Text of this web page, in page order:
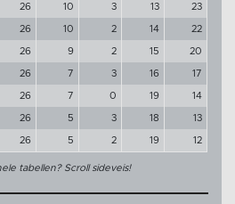
26 10 3 13 23
26 10 2 14 22
26 9 2 15 20
26 7 3 16 17
26 7 0 19 14
26 5 3 18 13
26 5 2 19 12
tabellen? Scroll sideveis!